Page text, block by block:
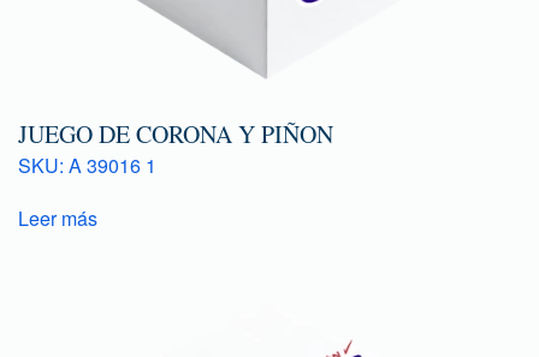
JUEGO DE CORONA Y PIÑON
SKU: A 39016 1
Leer más